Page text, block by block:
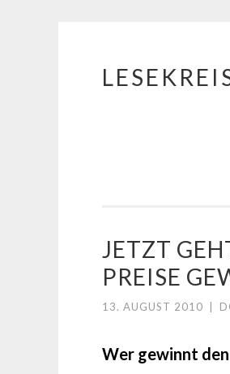
Springe
JETZT
PREISE
13. AUGUST 2010
Wer gewinnt